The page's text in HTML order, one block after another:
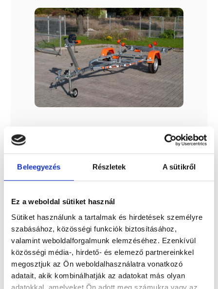
Beleegyezés Részletek A sütikről
Ez a weboldal sütiket használ
Sütiket használunk a tartalmak és hirdetések személyre
szabásához, közösségi funkciók biztosításához,
valamint weboldalforgalmunk elemzéséhez. Ezenkívül
közösségi média-, hirdető- és elemező partnereinkkel
megosztjuk az Ön weboldalhasználatra vonatkozó
adatait, akik kombinálhatják az adatokat más olyan
adatokkal, amelyeket Ön adott meg számukra vagy az
Minőségi tűzihorganyzott utánfutó 1 pár dupla görgővel,
csörlővel, világítással és közép görgő sorral,
utánfutó teljes hosszúsága 5.840 mm, szélessége :1.730 mm
a szállítható hajó / csónak 5.1 méter max Profil vastagság :
60×40 3mm Kerék méret : 155/70 13
Érdekel!